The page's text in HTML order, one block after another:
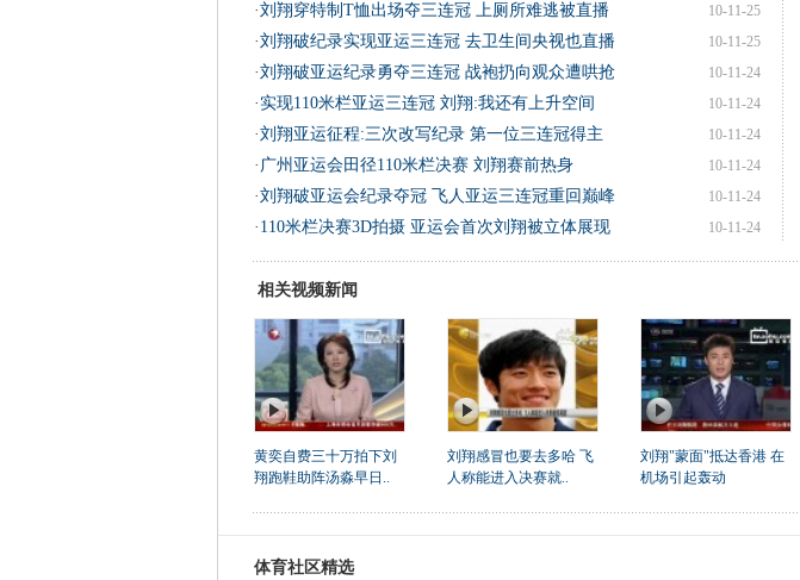
10-11-25
·刘翔穿特制T恤出场夺三连冠 上厕所难逃被直播
10-11-25
·刘翔破纪录实现亚运三连冠 去卫生间央视也直播
10-11-24
·刘翔破亚运纪录勇夺三连冠 战袍扔向观众遭哄抢
10-11-24
·实现110米栏亚运三连冠 刘翔:我还有上升空间
10-11-24
·刘翔亚运征程:三次改写纪录 第一位三连冠得主
10-11-24
· 广州亚运会田径110米栏决赛 刘翔赛前热身
10-11-24
·刘翔破亚运会纪录夺冠 飞人亚运三连冠重回巅峰
10-11-24
· 110米栏决赛3D拍摄 亚运会首次刘翔被立体展现
相关视频新闻
黄奕自费三十万拍下刘
翔跑鞋助阵汤淼早日..
刘翔感冒也要去多哈 飞
人称能进入决赛就..
刘翔"蒙面"抵达香港 在
机场引起轰动
体育社区精选